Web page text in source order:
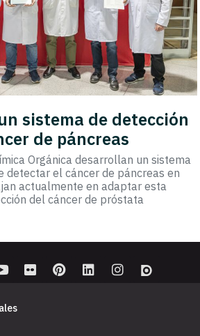
sistema de detección
de páncreas
Orgánica desarrollan un sistema
detectar el cáncer de páncreas en
actualmente en adaptar esta
del cáncer de próstata